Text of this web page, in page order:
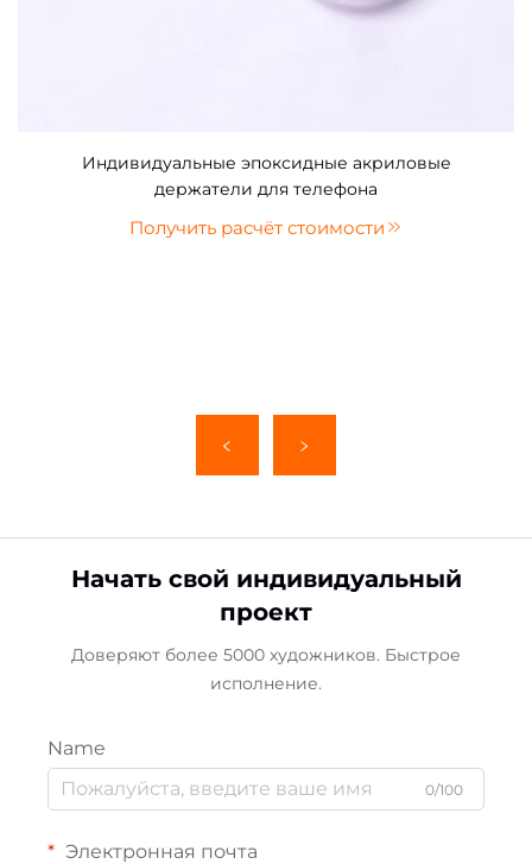
Индивидуальные эпоксидные акриловые
держатели для телефона
Получить расчёт стоимости
Начать свой индивидуальный
проект
Доверяют более 5000 художников. Быстрое
исполнение.
Name
0/100
Электронная почта